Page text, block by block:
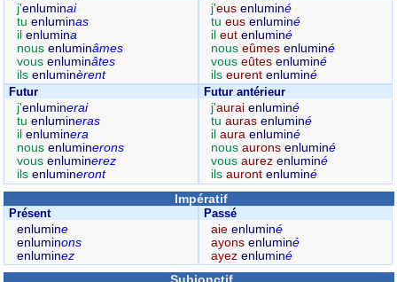
j'enluminai
tu enluminas
il enlumina
nous enluminâmes
vous enluminâtes
ils enluminèrent
j'eus enluminé
tueus enluminé
ileut enluminé
nouseûmes enluminé
vouseûtes enluminé
ilseurent enluminé
Futur
j'enluminerai
tu enlumineras
il enluminera
nous enluminerons
vous enluminerez
ils enlumineront
Futur antérieur
j'aurai enluminé
tuauras enluminé
ilaura enluminé
nousaurons enluminé
vousaurez enluminé
ilsauront enluminé
Impératif
Présent
enlumine
enluminons
enluminez
Passé
aie enluminé
ayons enluminé
ayez enluminé